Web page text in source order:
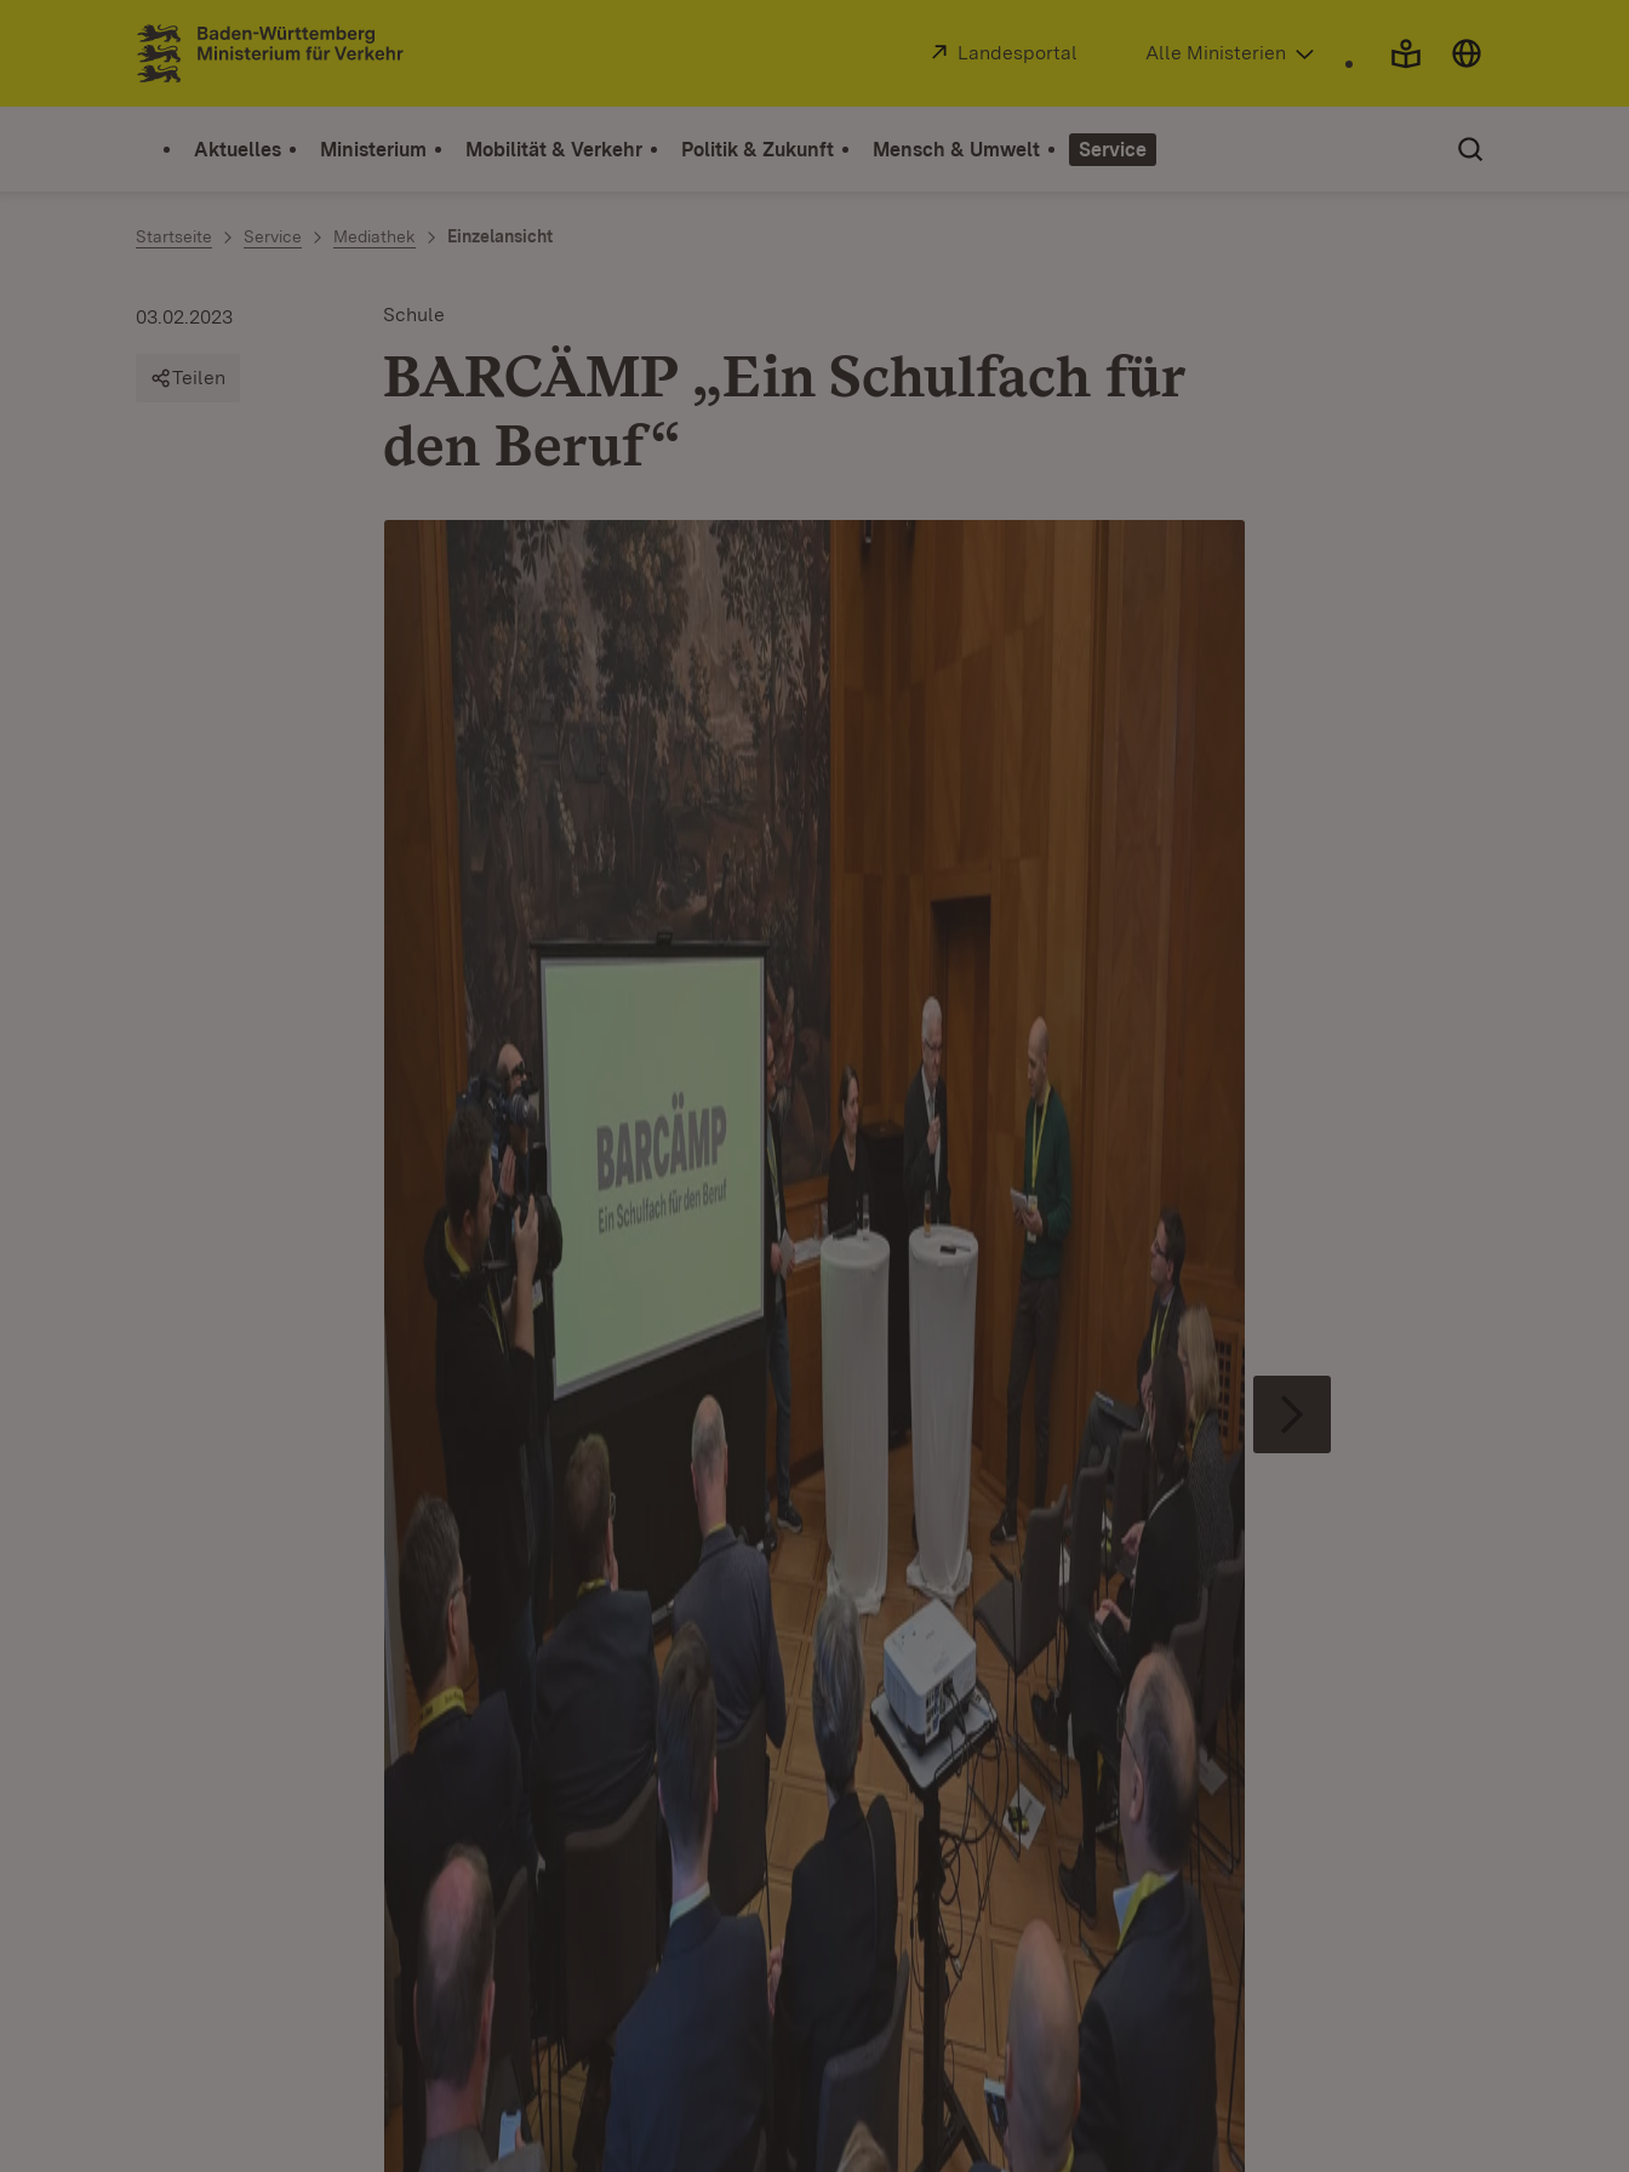
Zum Inhalt springen
Link zur Startseite
Extern:
Landesportal (Öffnet in neuem Fenster)
Alle Ministerien
Aktuelles Ministerium Mobilität & Verkehr Politik & Zukunft Mensch & Umwelt Service
Startseite Service Mediathek Einzelansicht
Schule
BARCÄMP „Ein Schulfach für
den Beruf“
03.02.2023
Teilen